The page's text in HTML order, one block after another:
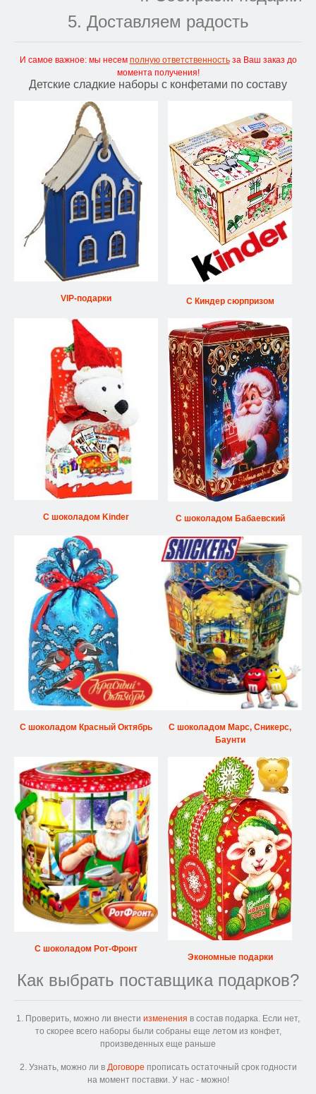
5. Доставляем радость
И самое важное: мы несем полную ответственностьза Ваш заказ до
момента получения!
Детские сладкие наборы с конфетами по составу
VIP-подарки С Киндер сюрпризом
С шоколадом Kinder С шоколадом Бабаевский
С шоколадом Красный Октябрь
С шоколадом Марс, Сникерс,
Баунти
С шоколадом Рот-Фронт
Экономные подарки
Как выбрать поставщика подарков?
1. Проверить, можно ли внести изменения в состав подарка. Если нет,
то скорее всего наборы были собраны еще летом из конфет,
произведенных еще раньше
2. Узнать, можно ли в Договоре прописать остаточный срок годности
на момент поставки. У нас - можно!